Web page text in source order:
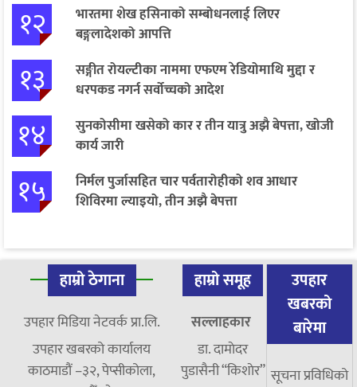
१२
भारतमा शेख हसिनाको सम्बोधनलाई लिएर
बङ्गलादेशको आपत्ति
१३
सङ्गीत रोयल्टीका नाममा एफएम रेडियोमाथि मुद्दा र
धरपकड नगर्न सर्वोच्चको आदेश
१४
सुनकोसीमा खसेको कार र तीन यात्रु अझै बेपत्ता, खोजी
कार्य जारी
१५
निर्मल पुर्जासहित चार पर्वतारोहीको शव आधार
शिविरमा ल्याइयो, तीन अझै बेपत्ता
हाम्रो ठेगाना
उपहार मिडिया नेटवर्क प्रा.लि.
उपहार खबरको कार्यालय
काठमाडौं –३२, पेप्सीकोला,
हाम्रो समूह
सल्लाहकार
डा. दामाेदर
पुडासैनी “किशाेर”
उपहार
खबरको
बारेमा
सूचना प्रविधिको